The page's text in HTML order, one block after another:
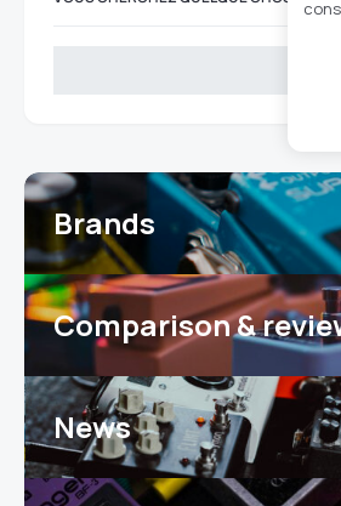
Brands
Comparison &
News